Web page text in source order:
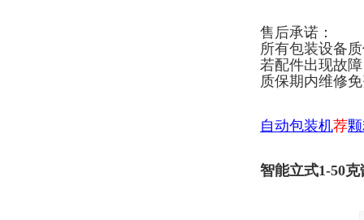
售后承诺：
所有包装设备
若配件出现故
质保期内维修
自动包装机荐
智能立式1-50